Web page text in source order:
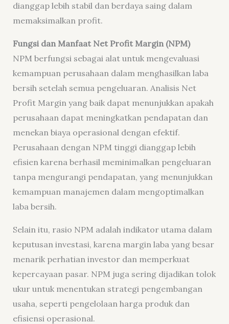
dianggap lebih stabil dan berdaya saing dalam
memaksimalkan profit.
Fungsi dan Manfaat Net Profit Margin (NPM)
NPM berfungsi sebagai alat untuk mengevaluasi
kemampuan perusahaan dalam menghasilkan laba
bersih setelah semua pengeluaran. Analisis Net
Profit Margin yang baik dapat menunjukkan apakah
perusahaan dapat meningkatkan pendapatan dan
menekan biaya operasional dengan efektif.
Perusahaan dengan NPM tinggi dianggap lebih
efisien karena berhasil meminimalkan pengeluaran
tanpa mengurangi pendapatan, yang menunjukkan
kemampuan manajemen dalam mengoptimalkan
laba bersih.
Selain itu, rasio NPM adalah indikator utama dalam
keputusan investasi, karena margin laba yang besar
menarik perhatian investor dan memperkuat
kepercayaan pasar. NPM juga sering dijadikan tolok
ukur untuk menentukan strategi pengembangan
usaha, seperti pengelolaan harga produk dan
efisiensi operasional.